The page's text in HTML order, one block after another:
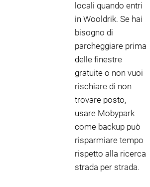
locali quando entri
in Wooldrik. Se hai
bisogno di
parcheggiare prima
delle finestre
gratuite o non vuoi
rischiare di non
trovare posto,
usare Mobypark
come backup può
risparmiare tempo
rispetto alla ricerca
strada per strada.